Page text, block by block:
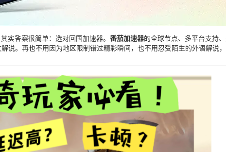
实答案很简单：选对回国加速器。 番茄加速器的全球节点、多平台支持
说。再也不用因为地区限制错过精彩瞬间，也不用忍受陌生的外语解说